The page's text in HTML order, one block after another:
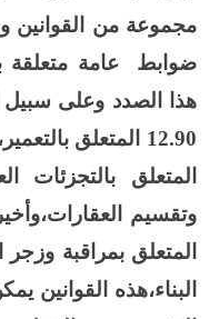
مجموعة من القوانين و
ضوابط
عامة متعلقة
هذا الصدد وعلى سبيل
12.90 المتعلق بالتعمير،إلى جانب القانون
المتعلق بالتجزئات
المتعلق بمراقبة
البناء،هذه القوانين